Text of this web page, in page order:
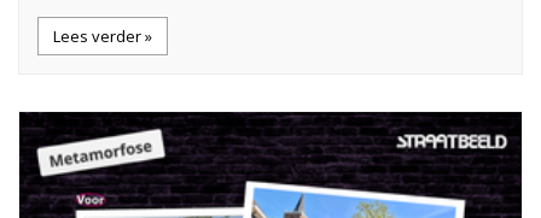
Lees verder »